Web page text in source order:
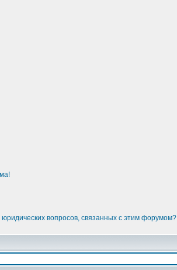
вопросов, связанных с этим форумом?